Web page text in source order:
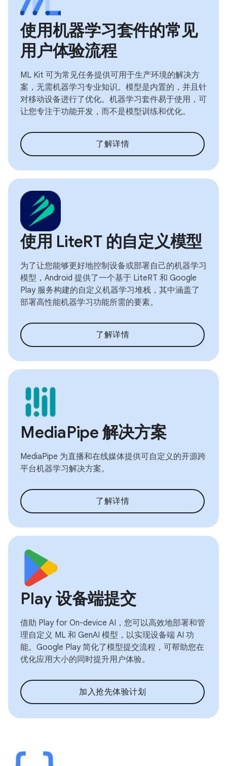
使用机器学习套件的常见
用户体验流程
ML Kit 可为常见任务提供可用于生产环境的解决方
案，无需机器学习专业知识。模型是内置的，并且针
对移动设备进行了优化。机器学习套件易于使用，可
让您专注于功能开发，而不是模型训练和优化。
了解详情
使用 LiteRT 的自定义模型
为了让您能够更好地控制设备或部署自己的机器学习
模型，Android 提供了一个基于 LiteRT 和 Google
Play 服务构建的自定义机器学习堆栈，其中涵盖了
部署高性能机器学习功能所需的要素。
了解详情
MediaPipe 解决方案
MediaPipe 为直播和在线媒体提供可自定义的开源跨
平台机器学习解决方案。
了解详情
Play 设备端提交
借助 Play for On-device AI，您可以高效地部署和管
理自定义 ML 和 GenAI 模型，以实现设备端 AI 功
能。Google Play 简化了模型提交流程，可帮助您在
优化应用大小的同时提升用户体验。
加入抢先体验计划